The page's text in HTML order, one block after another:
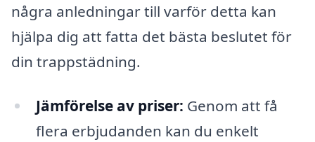
några anledningar till varför detta kan
hjälpa dig att fatta det bästa beslutet för
din trappstädning.
Jämförelse av priser: Genom att få
flera erbjudanden kan du enkelt